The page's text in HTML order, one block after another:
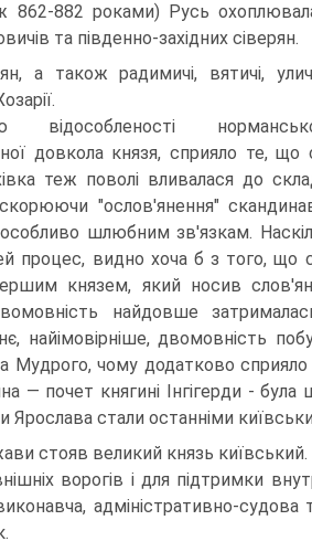
862-882 роками) Русь
та південно-західних сіверян.
а також радимичі, вятичі,
відособленості
довкола князя, сприяло те, що
теж поволі вливалася до
"ослов'янення"
шлюбним зв'язкам.
процес, видно хоча б з того, що
князем, який носив
найдовше
найімовірніше, двомовність
Мудрого, чому додатково
— почет княгині Інгігерди -
Ярослава стали останніми
стояв великий князь
ворогів і для підтримки
адміністративно-